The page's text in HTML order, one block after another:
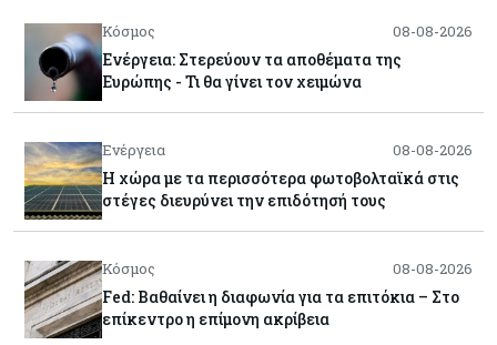
Κόσμος 08-08-2026
Ενέργεια: Στερεύουν τα αποθέματα της
Ευρώπης - Τι θα γίνει τον χειμώνα
Ενέργεια 08-08-2026
Η χώρα με τα περισσότερα φωτοβολταϊκά στις
στέγες διευρύνει την επιδότησή τους
Κόσμος 08-08-2026
Fed: Βαθαίνει η διαφωνία για τα επιτόκια – Στο
επίκεντρο η επίμονη ακρίβεια